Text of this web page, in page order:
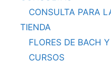
CONSULTA PARA
TIENDA
FLORES DE BACH
CURSOS